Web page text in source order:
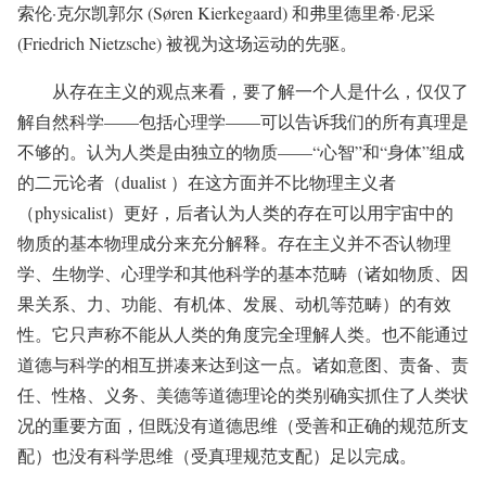
索伦·克尔凯郭尔 (Søren Kierkegaard) 和弗里德里希·尼采
(Friedrich Nietzsche) 被视为这场运动的先驱。
从存在主义的观点来看，要了解一个人是什么，仅仅了
解自然科学——包括心理学——可以告诉我们的所有真理是
不够的。认为人类是由独立的物质——“心智”和“身体”组成
的二元论者（dualist ）在这方面并不比物理主义者
（physicalist）更好，后者认为人类的存在可以用宇宙中的
物质的基本物理成分来充分解释。存在主义并不否认物理
学、生物学、心理学和其他科学的基本范畴（诸如物质、因
果关系、力、功能、有机体、发展、动机等范畴）的有效
性。它只声称不能从人类的角度完全理解人类。也不能通过
道德与科学的相互拼凑来达到这一点。诸如意图、责备、责
任、性格、义务、美德等道德理论的类别确实抓住了人类状
况的重要方面，但既没有道德思维（受善和正确的规范所支
配）也没有科学思维（受真理规范支配）足以完成。